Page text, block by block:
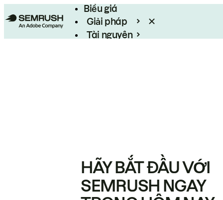
Biểu giá
Giải pháp
Tài nguyên
HÃY BẮT ĐẦU VỚI
SEMRUSH NGAY